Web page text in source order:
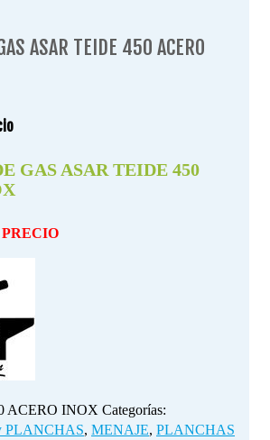
ASAR TEIDE 450 ACERO
GAS ASAR TEIDE 450
ACERO INOX Categorías:
PLANCHAS, MENAJE, PLANCHAS